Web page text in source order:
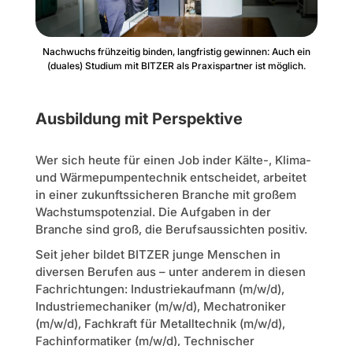
Ausbildung mit Perspektive
Wer sich heute für einen Job inder Kälte-, Klima-
und Wärmepumpentechnik entscheidet, arbeitet
in einer zukunftssicheren Branche mit großem
Wachstumspotenzial. Die Aufgaben in der
Branche sind groß, die Berufsaussichten positiv.
Seit jeher bildet BITZER junge Menschen in
diversen Berufen aus – unter anderem in diesen
Fachrichtungen: Industriekaufmann (m/w/d),
Industriemechaniker (m/w/d), Mechatroniker
(m/w/d), Fachkraft für Metalltechnik (m/w/d),
Fachinformatiker (m/w/d), Technischer
Nachwuchs frühzeitig binden, langfristig gewinnen: Auch ein
(duales) Studium mit BITZER als Praxispartner ist möglich.